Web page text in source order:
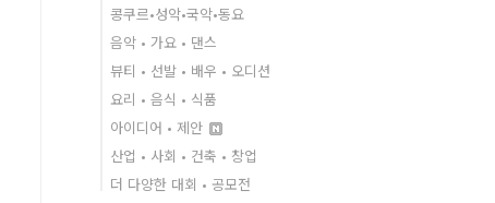
콩쿠르•성악•국악•동요
음악 • 가요 • 댄스
뷰티 • 선발 • 배우 • 오디션
요리 • 음식 • 식품
아이디어 • 제안
산업 • 사회 • 건축 • 창업
더 다양한 대회 • 공모전